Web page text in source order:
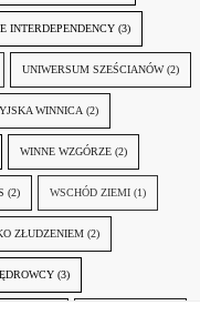
INTERDEPENDENCY (3)
UNIWERSUM SZEŚCIANÓW (2)
WINNICA (2)
WINNE WZGÓRZE (2)
(2) WSCHÓD ZIEMI (1)
ZŁUDZENIEM (2)
(3)